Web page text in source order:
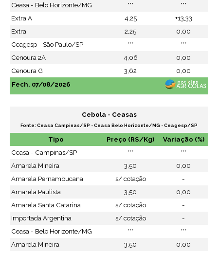
Ceasa - Belo Horizonte/MG
***
***
Extra A
4,25
+13,33
Extra
2,25
0,00
Ceagesp - São Paulo/SP
***
***
Cenoura 2A
4,06
0,00
Cenoura G
3,62
0,00
Fech. 07/08/2026
Cebola - Ceasas
Fonte: Ceasa Campinas/SP - Ceasa Belo Horizonte/MG - Ceagesp/SP
Tipo Preço (R$/Kg)
Variação (%)
Ceasa - Campinas/SP
***
***
Amarela Mineira
3,50
0,00
Amarela Pernambucana
s/ cotação
-
Amarela Paulista
3,50
0,00
Amarela Santa Catarina
s/ cotação
-
Importada Argentina
s/ cotação
-
Ceasa - Belo Horizonte/MG
***
***
Amarela Mineira
3,50
0,00